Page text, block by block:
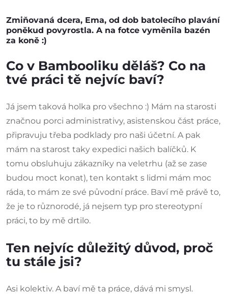
Zmiňovaná dcera, Ema, od dob batolecího plavání
poněkud povyrostla. A na fotce vyměnila bazén
za koně :)
Co v Bambooliku děláš? Co na
tvé práci tě nejvíc baví?
Já jsem taková holka pro všechno :) Mám na starosti
značnou porci administrativy, asistenskou část práce,
připravuju třeba podklady pro naši účetní. A pak
mám na starost taky expedici našich balíčků. K
tomu obsluhuju zákazníky na veletrhu (až se zase
budou moct konat), ten kontakt s lidmi mám moc
ráda, to mám ze své původní práce. Baví mě právě to,
že je to různorodé, já nejsem typ pro stereotypní
práci, to by mě drtilo.
Ten nejvíc důležitý důvod, proč
tu stále jsi?
Asi kolektiv. A baví mě ta práce, dává mi smysl.